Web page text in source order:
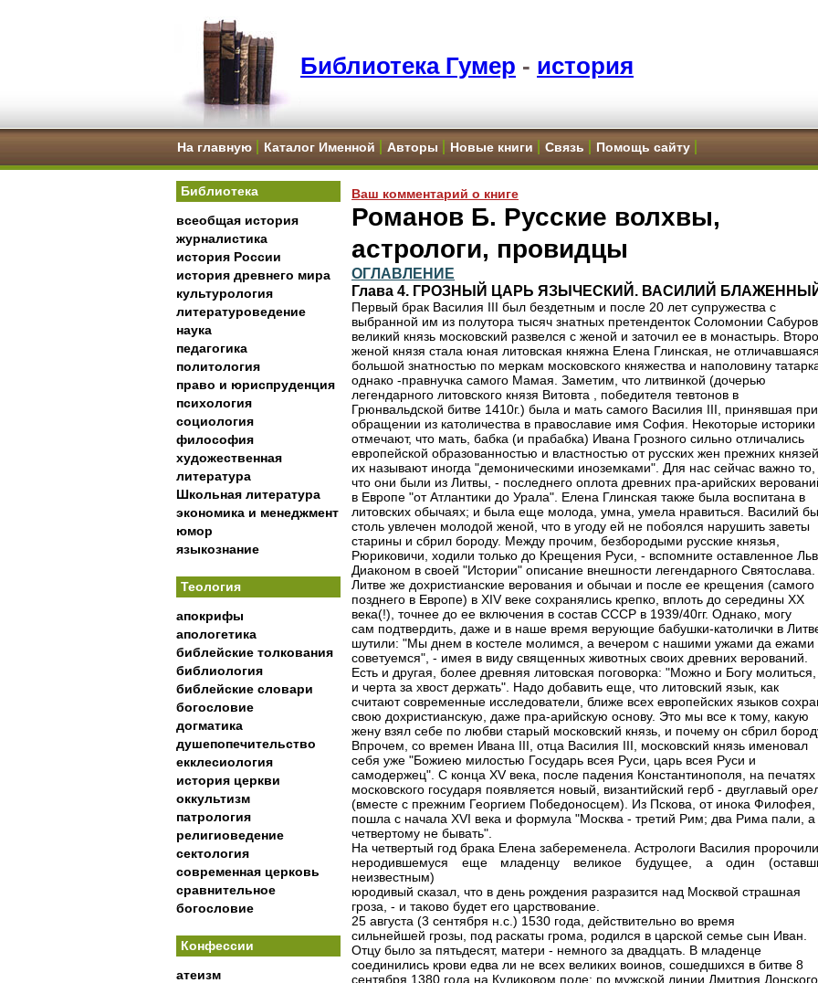
Библиотека Гумер - история
На главную Каталог Именной Авторы Новые книги Связь Помощь сайту
Библиотека
всеобщая история
журналистика
история России
история древнего мира
культурология
литературоведение
наука
педагогика
политология
право и юриспруденция
психология
социология
философия
художественная
литература
Школьная литература
экономика и менеджмент
юмор
языкознание
Теология
апокрифы
апологетика
библейские толкования
библиология
библейские словари
богословие
догматика
душепопечительство
екклесиология
история церкви
оккультизм
патрология
религиоведение
сектология
современная церковь
сравнительное
богословие
Конфессии
атеизм
Ваш комментарий о книге
Романов Б. Русские волхвы,
астрологи, провидцы
ОГЛАВЛЕНИЕ
Глава 4. ГРОЗHЫЙ ЦАРЬ ЯЗЫЧЕСКИЙ. ВАСИЛИЙ
Первый брак Василия III был бездетным и после 20 лет супружества с
выбранной им из полутора тысяч знатных претенденток Соломонии
великий князь московский развелся с женой и заточил ее в монастырь.
женой князя стала юная литовская княжна Елена Глинская, не отличавшаяся
большой знатностью по меркам московского княжества и наполовину
однако -правнучка самого Мамая. Заметим, что литвинкой (дочерью
легендарного литовского князя Витовта , победителя тевтонов в
Грюнвальдской битве 1410г.) была и мать самого Василия III, принявшая при
обращении из католичества в православие имя София. Hекоторые историки
отмечают, что мать, бабка (и прабабка) Ивана Грозного сильно отличались
европейской образованностью и властностью от русских жен прежних
их называют иногда "демоническими иноземками". Для нас сейчас важно то,
что они были из Литвы, - последнего оплота древних пра-арийских
в Европе "от Атлантики до Урала". Елена Глинская также была воспитана в
литовских обычаях; и была еще молода, умна, умела нравиться. Василий
столь увлечен молодой женой, что в угоду ей не побоялся нарушить заветы
старины и сбрил бороду. Между прочим, безбородыми русские князья,
Рюриковичи, ходили только до Крещения Руси, - вспомните оставленное
Диаконом в своей "Истории" описание внешности легендарного
Литве же дохристианские верования и обычаи и после ее крещения (самого
позднего в Европе) в XIV веке сохранялись крепко, вплоть до середины XX
века(!), точнее до ее включения в состав СССР в 1939/40гг. Однако, могу
сам подтвердить, даже и в наше время верующие бабушки-католички в
шутили: "Мы днем в костеле молимся, а вечером с нашими ужами да ежами
советуемся", - имея в виду священных животных своих древних верований.
Есть и другая, более древняя литовская поговорка: "Можно и Богу молиться,
и черта за хвост держать". Hадо добавить еще, что литовский язык, как
считают современные исследователи, ближе всех европейских языков
свою дохристианскую, даже пра-арийскую основу. Это мы все к тому, какую
жену взял себе по любви старый московский князь, и почему он сбрил
Впрочем, со времен Ивана III, отца Василия III, московский князь именовал
себя уже "Божиею милостью Государь всея Руси, царь всея Руси и
самодержец". С конца XV века, после падения Константинополя, на печатях
московского государя появляется новый, византийский герб - двуглавый
(вместе с прежним Георгием Победоносцем). Из Пскова, от инока Филофея,
пошла с начала XVI века и формула "Москва - третий Рим; два Рима пали, а
четвертому не бывать".
На четвертый год брака Елена забеременела. Астрологи Василия пророчили
неродившемуся еще младенцу великое будущее, а один
неизвестным)
юродивый сказал, что в день рождения разразится над Москвой страшная
гроза, - и таково будет его царствование.
25 августа (3 сентября н.с.) 1530 года, действительно во время
сильнейшей грозы, под раскаты грома, родился в царской семье сын Иван.
Отцу было за пятьдесят, матери - немного за двадцать. В младенце
соединились крови едва ли не всех великих воинов, сошедшихся в битве 8
сентября 1380 года на Куликовом поле: по мужской линии Дмитрия